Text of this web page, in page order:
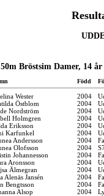
Bröstsim Damer, 14 år
Född
Wester 2004
Östblom 2004
Nordström 2004
Holmgren 2004
Eriksson 2004
Karfunkel 2004
Andersson 2004
Olofsson 2004
Johannesson 2004
Aronsson 2004
Älmegran 2004
Alenäs Jansén 2004
Bengtsson 2004
Alsop
2004